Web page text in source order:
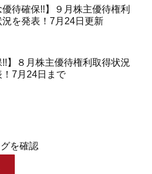
優待確保!!】９月株主優待権利
況を発表！7月24日更新
!!】８月株主優待権利取得状況
！7月24日まで
を確認